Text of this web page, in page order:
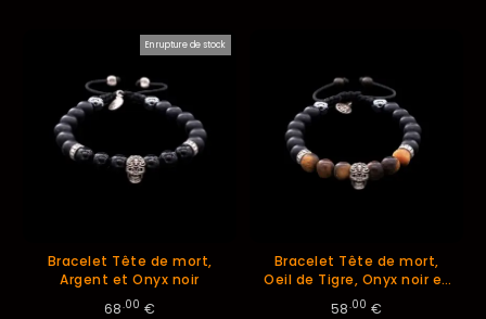
En rupture de stock
Bracelet Tête de mort,
Argent et Onyx noir
68.00 €
Bracelet Tête de mort,
Oeil de Tigre, Onyx noir et
Argent
58.00 €